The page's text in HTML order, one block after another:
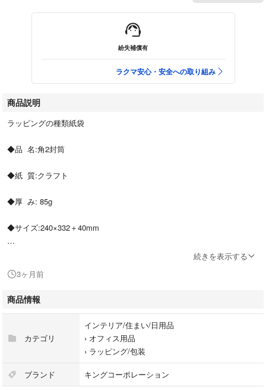
紛失補償有
ラクマ安心・安全への取り組み
商品説明
ラッピングの種類紙袋
◆品 名:角2封筒
◆紙 質:クラフト
◆厚 み: 85g
◆サイズ:240×332＋40mm
◆メーカー:キングコーポレーション
★センター貼なので、用紙が入れやすいです。
！折れなどのご対応の為、数枚多めに
送らせていただきます。
続きを表示する
3ヶ月前
商品情報
カテゴリ
インテリア/住まい/日用品
› オフィス用品
› ラッピング/包装
ブランド キングコーポレーション